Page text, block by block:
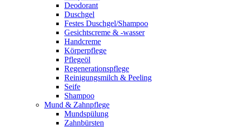
Deodorant
Duschgel
Festes Duschgel/Shampoo
Gesichtscreme & -wasser
Handcreme
Körperpflege
Pflegeöl
Regenerationspflege
Reinigungsmilch & Peeling
Seife
Shampoo
Mund & Zahnpflege
Mundspülung
Zahnbürsten